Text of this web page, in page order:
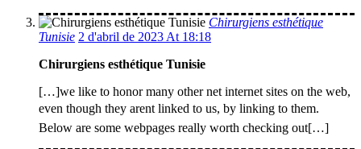
Chirurgiens esthétique
Tunisie 2 d'abril de 2023 At 18:18
Chirurgiens esthétique Tunisie
[…]we like to honor many other net internet sites on the web,
even though they arent linked to us, by linking to them.
Below are some webpages really worth checking out[…]